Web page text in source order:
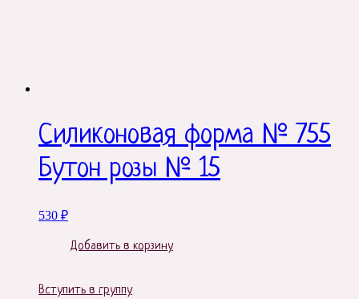
Силиконовая форма № 755
Бутон розы № 15
530 ₽
Добавить в корзину
Вступить в группу